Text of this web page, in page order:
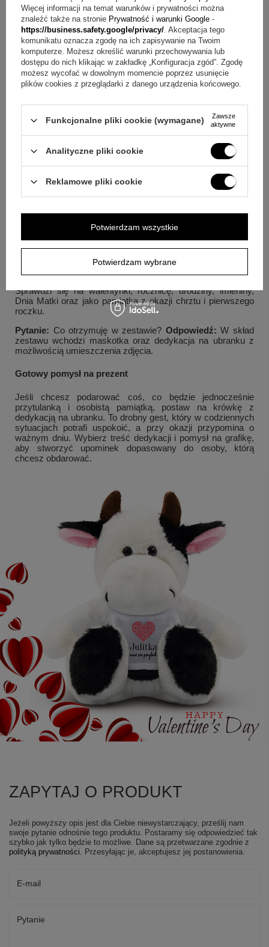
rocznicy
Przeznaczenie pamiątkowe: chrztu, pierwszego roczku,
kolejnych urodzin
Rola dekoracyjna: wyjątkowy element wyposażenia wnętrza
Jakie są składowe zestawu?
dedykacja na ubranku z możliwością umieszczenia zdjęcia
O co pytają najczęściej?
Odpowiedź:
Dedykację umieszczamy na ubranku zgodnie ze
wskazanym pomysłem, aby pasowała do okazji i osoby
Pytanie:Jak dodać zdjęcie, logo lub grafikę?Odpowiedź:
grafikę po jednej stronie ubranka.
Pytanie:Czy dedykacja na ubranku jest gratis?
DEDYKACJA na ubranku GRATIS!!!!
Sprawdzi się na walentynki, rocznicę, urodziny, imieniny,
Dnia Matki oraz jako pamiątka z okazji chrztu i pierwszego
roczku.
Pytanie: Co otrzymuję w zestawie? Odpowiedź: W skład
zestawu wchodzi maskotka oraz dedykacja na ubranku z
możliwością umieszczenia zdjęcia.
Gotowy pomysł na prezent
Jeśli chcesz podarować coś, co będzie jednocześnie
przytulanką i osobistą pamiątką, postaw na krówkę z
dedykacją na ubranku. To drobny gest, który w codziennych
sytuacjach potrafi uspokoić, a przy okazji przypomina o
ważnym dniu. Wybierz treść dedykacji i pomysł na grafikę,
aby stworzyć upominek dopasowany do osoby, którą
chcesz obdarować.
ZAPYTAJ O PRODUKT
Jeżeli powyższy opis jest dla Ciebie niewystarczający, prześlij nam
swoje pytanie odnośnie tego produktu. Postaramy się odpowiedzieć tak
szybko jak tylko będzie to możliwe. Dane są przetwarzane zgodnie z
polityką prywatności. Przesyłając je, akceptujesz jej postanowienia.
E-mail
Pytanie
Więcej informacji na temat warunków i prywatności można
znaleźć także na stronie Prywatność i warunki Google -
https://business.safety.google/privacy/. Akceptacja tego
komunikatu oznacza zgodę na ich zapisywanie na Twoim
komputerze. Możesz określić warunki przechowywania lub
dostępu do nich klikając w zakładkę „Konfiguracja zgód”. Zgodę
możesz wycofać w dowolnym momencie poprzez usunięcie
plików cookies z przeglądarki z danego urządzenia końcowego.
Funkcjonalne pliki cookie (wymagane)
Zawsze
aktywne
Analityczne pliki cookie
Reklamowe pliki cookie
Potwierdzam wybrane
Potwierdzam wszystkie